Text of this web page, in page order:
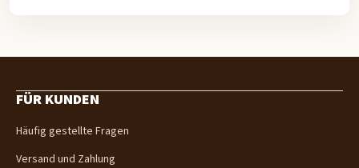
FÜR KUNDEN
Häufig gestellte Fragen
Versand und Zahlung